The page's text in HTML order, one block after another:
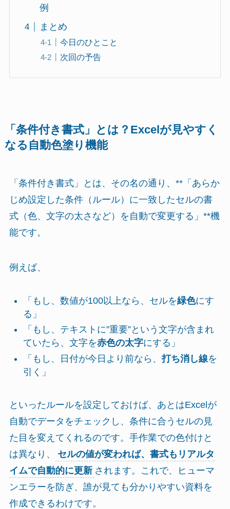
例
まとめ
今日のひとこと
次回の予告
「条件付き書式」とは？Excelが見やすく
なる自動色塗り機能
「条件付き書式」とは、その名の通り、**「あらか
じめ設定した条件（ルール）に一致したセルの書
式（色、文字の太さなど）を自動で変更する」**機
能です。
例えば、
「もし、数値が100以上なら、セルを緑色にす
る」
「もし、テキストに”重要”という文字が含まれ
ていたら、文字を赤色の太字にする」
「もし、日付が今日より前なら、打ち消し線を
引く」
といったルールを設定しておけば、あとはExcelが
自動でデータをチェックし、条件に合うセルの見
た目を変えてくれるのです。手作業での色付けと
は異なり、
セルの値が変われば、書式もリアルタ
イムで自動的に更新 されます。これで、ヒューマ
ンエラーを防ぎ、誰が見ても分かりやすい資料を
作成できるわけです。